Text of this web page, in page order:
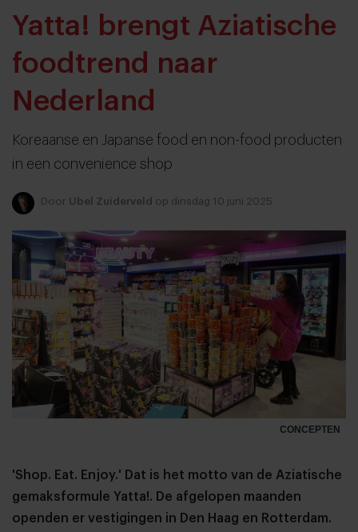
Yatta! brengt Aziatische
foodtrend naar
Nederland
Koreaanse en Japanse food en non-food producten
in een convenience shop
Door Ubel Zuiderveld op dinsdag 10 juni 2025
CONCEPTEN
'Shop. Eat. Enjoy.' Dat is het motto van de Aziatische
gemaksformule Yatta!. De afgelopen maanden
openden er vestigingen in Den Haag en Rotterdam.